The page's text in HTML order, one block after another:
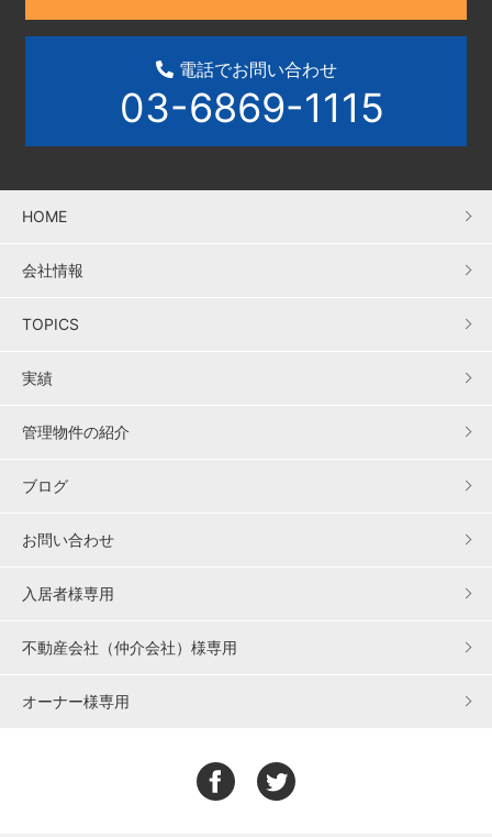
電話でお問い合わせ
03-6869-1115
HOME
会社情報
TOPICS
実績
管理物件の紹介
ブログ
お問い合わせ
入居者様専用
不動産会社（仲介会社）様専用
オーナー様専用